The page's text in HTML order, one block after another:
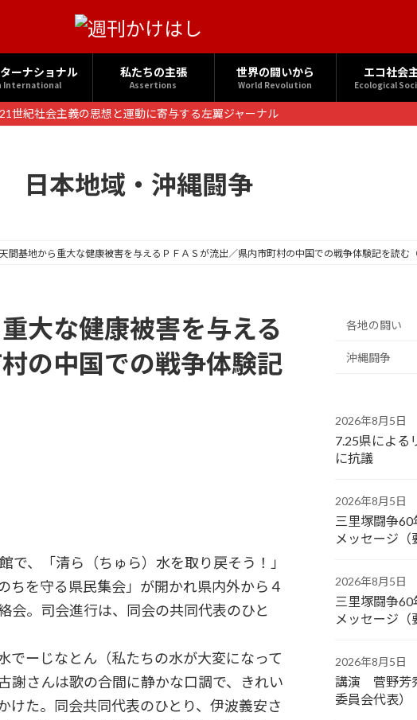
ーナショナル
International
私たちの主張
Assertions
世界の闘いから
World Revolution
エコ社会
Ecological
21世紀社会主義の思想と運動に寄与する左翼ジャーナル
日本地域・沖縄闘争
間基地から重大な健康被害を与えるＰＦＡＳが流出／県内市町村の中国での戦争体験記を読む（
大な健康被害を与える
の中国での戦争体験記
、「清ら（ちゅら）水を取り戻そう！」
ちを守る県民集会」が開かれ県内外から４
会。司会進行は、同会の共同代表のひと
ーじなとん（私たちの水が大変になって
謝さんは歌の合間に静かな口調で、きれい
けた。同会共同代表のひとり、伊波義安さ
各地の闘い
沖縄闘争
2026年8月5日
7.25県による
に抗議
2026年8月5日
三里塚闘争
メッセージ（
2026年8月5日
三里塚闘争
メッセージ（
2026年8月5日
講演 菅野芳
委員会代表）